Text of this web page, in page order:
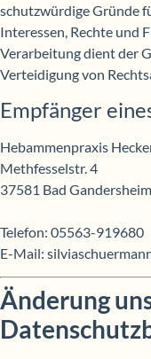
schutzwürdige Gründe
Interessen, Rechte und
Verarbeitung dient der
Verteidigung von
Empfänger
Hebammenpraxis
Methfesselstr. 4
37581 Bad Gandersheim
Telefon: 05563-919680
E-Mail:
Änderung